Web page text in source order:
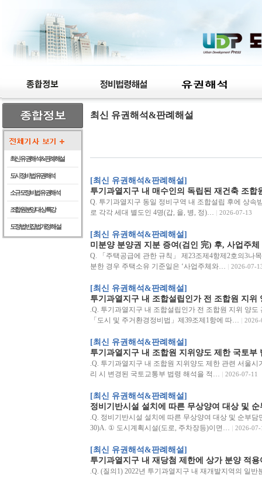
최신 유권해석 & 판례해설
도시정비법 유권해석
소규모정비법 유권해석
조합원 분양 대상 특강
도정법 빈집법 개정 해설
최신 유권해석&판례해설
[최신 유권해석&판례해설]
투기과열지구 내 매수인의 독립된 재건축 조합
Q. 투기과열지구 동일 정비구역 내 조합설립 후에 상속
로 각각 세대 별도인 4명(갑, 을, 병, 정)…
2026-07-13
[최신 유권해석&판례해설]
미분양 분양권 지분 증여(검인 完) 후, 사업주
Q. 「주택공급에 관한 규칙」 제23조제4항제2호의3나
분한 경우 주택소유 기준일은 ‘사업주체와…
2026-07-
[최신 유권해석&판례해설]
투기과열지구 내 조합설립인가 전 조합원 지위
.Q. 투기과열지구 내 조합설립인가 전 조합원 지위 양
「도시 및 주거환경정비법」제39조제1항에 따…
2026-
[최신 유권해석&판례해설]
투기과열지구 내 조합원 지위양도 제한 국토부
.Q. 투기과열지구 내 조합원 지위양도 제한 관련 서울
리 시 변경된 국토교통부 법령 해석을 적…
2026-07-11
[최신 유권해석&판례해설]
정비기반시설 설치에 따른 무상양여 대상 및
.Q. 정비기반시설 설치에 따른 무상양여 대상 및 순부
30)A. ① 도시계획시설(도로, 주차장등)이면…
2026-07-
[최신 유권해석&판례해설]
투기과열지구 내 재당첨 제한에 상가 분양 적용
.Q. (질의1) 2022년 투기과열지구 내 재개발지역의 일